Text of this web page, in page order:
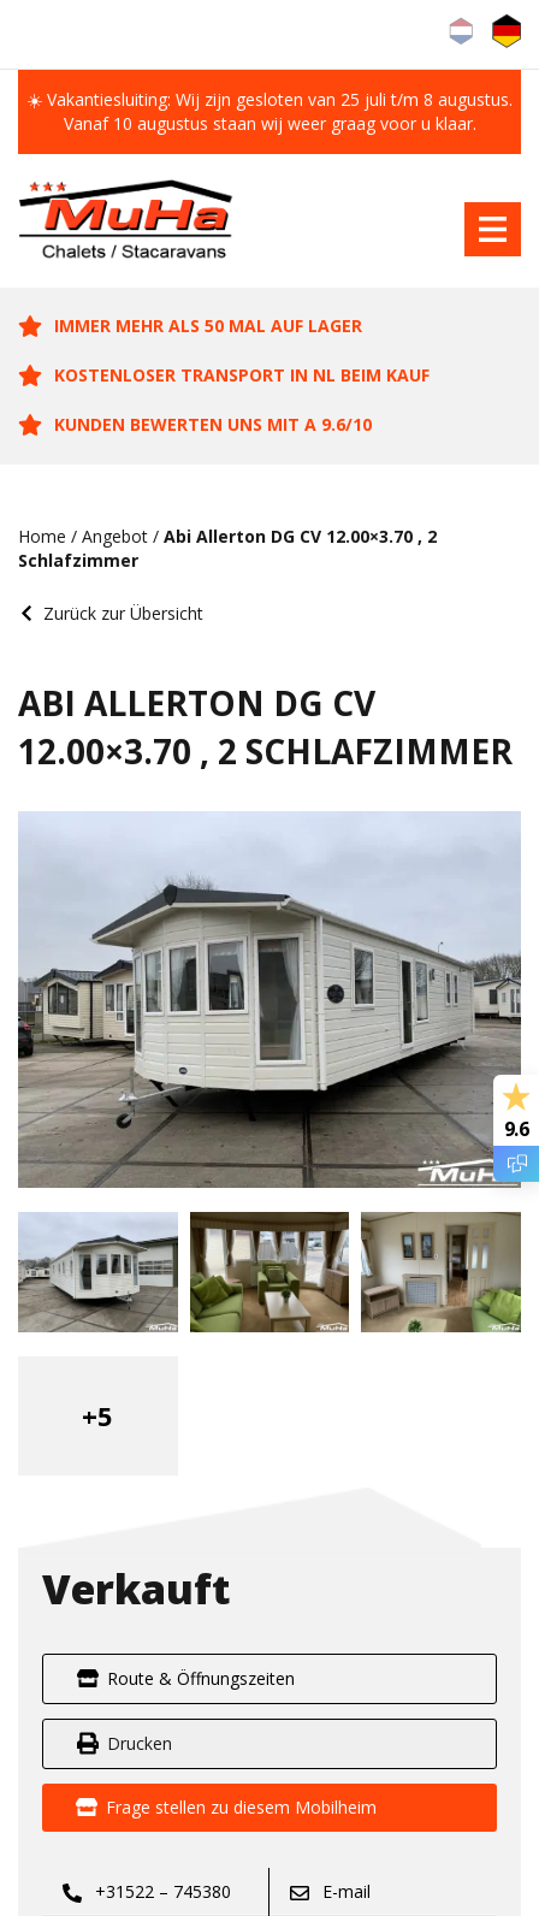
☀️ Vakantiesluiting: Wij zijn gesloten van 25 juli t/m 8 augustus.
Vanaf 10 augustus staan wij weer graag voor u klaar.
IMMER MEHR ALS 50 MAL AUF LAGER
KOSTENLOSER TRANSPORT IN NL BEIM KAUF
KUNDEN BEWERTEN UNS MIT A 9.6/10
Home / Angebot / Abi Allerton DG CV 12.00×3.70 , 2
Schlafzimmer
Zurück zur Übersicht
ABI ALLERTON DG CV
12.00×3.70 , 2 SCHLAFZIMMER
+5
Verkauft
Route & Öffnungszeiten
Drucken
Frage stellen zu diesem Mobilheim
+31522 – 745380 E-mail
9.6